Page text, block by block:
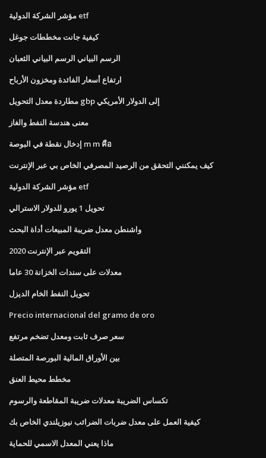
مؤشر الشركة الدولية etf
كيفية جانت مخططات جوغل
الرسم البياني الرسم البياني الثعبان
ارتفاع أسعار الفائدة ومخزون الأرباح
مطاردة معدل التحويل gbp إلى الدولار الأمريكي
معنى هندسة النفط والغاز
إدخال نقطة في البوصة m m คือ
كيف يمكنني التحقق من الرصيد المصرفي الخاص بي عبر الإنترنت
مؤشر الشركة الدولية etf
تحويل 1 يورو للدولار الاسترالي
واشنطن معدل ضريبة المبيعات أداة البحث
التقويم عبر الإنترنت 2020
معدلات على سندات الخزانة 30 عاما
تحويل النفط الخام الديزل
Precio internacional del gramo de oro
سعر صرف ثابت ومعدل تضخم مرتفع
بين الأوراق المالية البورصة المتصلة
مخطط محيط العنق
تكساس الضريبة معدلات ضريبة المقاطعة والرسوم
كيفية العمل على معدل ضربات الضرائب نيوزيلندي الخاص بك
ماذا يعني المعدل الاسمي للحماية